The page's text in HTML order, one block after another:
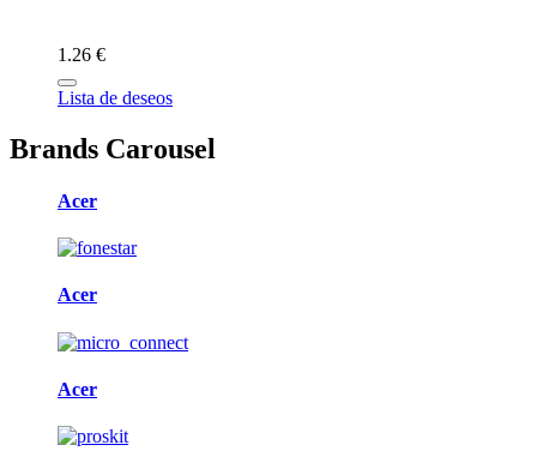
1.26 €
Lista de deseos
Brands Carousel
Acer
Acer
Acer